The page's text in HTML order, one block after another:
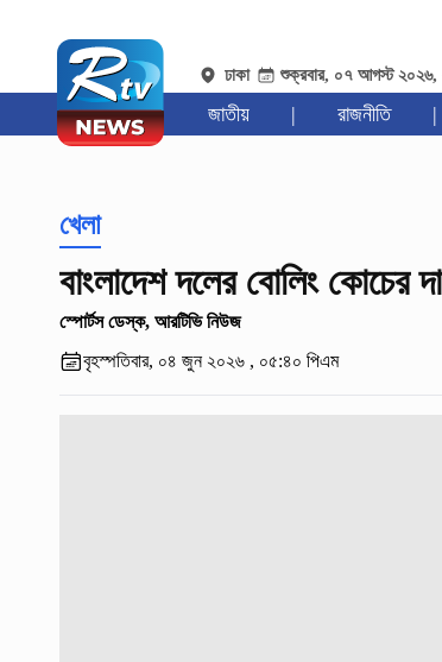
ঢাকা শুক্রবার, ০৭ আগস্ট ২০২৬,
জাতীয় | রাজনীতি |
খেলা
বাংলাদেশ দলের বোলিং কোচের
স্পোর্টস ডেস্ক, আরটিভি নিউজ
বৃহস্পতিবার, ০৪ জুন ২০২৬ , ০৫:৪০ পিএম